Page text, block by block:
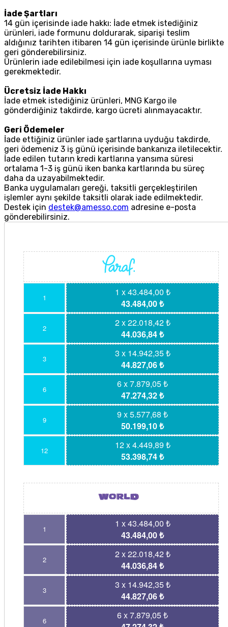
İade Şartları
14 gün içerisinde iade hakkı: İade etmek istediğiniz
ürünleri, iade formunu doldurarak, siparişi teslim
aldığınız tarihten itibaren 14 gün içerisinde ürünle birlikte
geri gönderebilirsiniz.
Ürünlerin iade edilebilmesi için iade koşullarına uyması
gerekmektedir.
Ücretsiz İade Hakkı
İade etmek istediğiniz ürünleri, MNG Kargo ile
gönderdiğiniz takdirde, kargo ücreti alınmayacaktır.
Geri Ödemeler
İade ettiğiniz ürünler iade şartlarına uyduğu takdirde,
geri ödemeniz 3 iş günü içerisinde bankanıza iletilecektir.
İade edilen tutarın kredi kartlarına yansıma süresi
ortalama 1-3 iş günü iken banka kartlarında bu süreç
daha da uzayabilmektedir.
Banka uygulamaları gereği, taksitli gerçekleştirilen
işlemler aynı şekilde taksitli olarak iade edilmektedir.
Destek için destek@amesso.com adresine e-posta
gönderebilirsiniz.
1
1 x 43.484,00 ₺
43.484,00 ₺
2
2 x 22.018,42 ₺
44.036,84 ₺
3
3 x 14.942,35 ₺
44.827,06 ₺
6
6 x 7.879,05 ₺
47.274,32 ₺
9
9 x 5.577,68 ₺
50.199,10 ₺
12
12 x 4.449,89 ₺
53.398,74 ₺
1
1 x 43.484,00 ₺
43.484,00 ₺
2
2 x 22.018,42 ₺
44.036,84 ₺
3
3 x 14.942,35 ₺
44.827,06 ₺
6
6 x 7.879,05 ₺